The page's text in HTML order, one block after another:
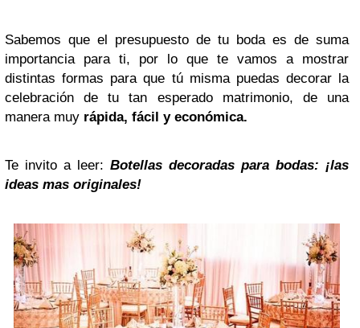
Sabemos que el presupuesto de tu boda es de suma
importancia para ti, por lo que te vamos a mostrar
distintas formas para que tú misma puedas decorar la
celebración de tu tan esperado matrimonio, de una
manera muy rápida, fácil y económica.
Te invito a leer: Botellas decoradas para bodas: ¡las
ideas mas originales!